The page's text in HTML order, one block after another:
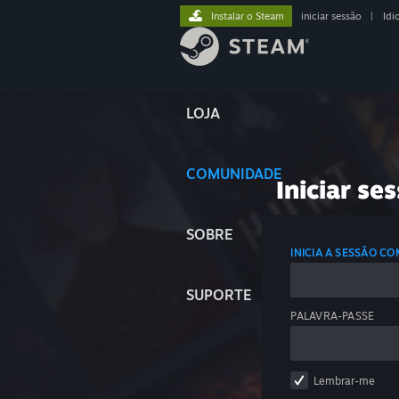
LOJA
COMUNIDADE
SOBRE
SUPORTE
Instalar o Steam iniciar sessão
Iniciar
INICIA A SESSÃO
PALAVRA-PASSE
Lembrar-me